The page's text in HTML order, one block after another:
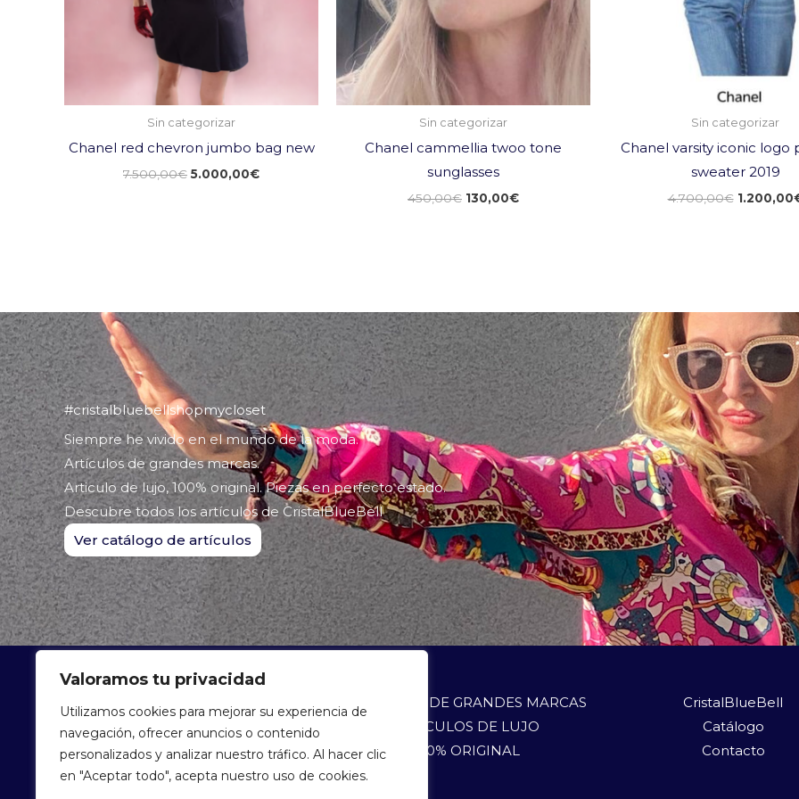
Valoramos tu privacidad
Utilizamos cookies para mejorar su experiencia de
navegación, ofrecer anuncios o contenido
personalizados y analizar nuestro tráfico. Al hacer clic
en "Aceptar todo", acepta nuestro uso de cookies.
Sin categorizar
Chanel red chevron jumbo bag new
7.500,00€ 5.000,00€
Sin categorizar
Chanel cammellia twoo tone
sunglasses
450,00€ 130,00€
Sin categorizar
Chanel varsity iconic logo
sweater 2019
4.700,00€ 1.200,00
#cristalbluebellshopmycloset
Siempre he vivido en el mundo de la moda.
Artículos de grandes marcas.
Articulo de lujo, 100% original. Piezas en perfecto estado.
Descubre todos los artículos de CristalBlueBell
Ver catálogo de artículos
ARTÍCULOS DE GRANDES MARCAS
ARTÍCULOS DE LUJO
100% ORIGINAL
CristalBlueBell
Catálogo
Contacto